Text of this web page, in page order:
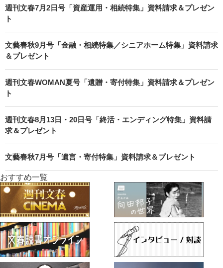
週刊文春7月2日号「資産運用・相続特集」資料請求＆プレゼン
ト
文藝春秋9月号「金融・相続特集／シニアホーム特集」資料請求
＆プレゼント
週刊文春WOMAN夏号「遺贈・寄付特集」資料請求＆プレゼン
ト
週刊文春8月13日・20日号「終活・エンディング特集」資料請
求＆プレゼント
文藝春秋7月号「遺言・寄付特集」資料請求＆プレゼント
おすすめ一覧